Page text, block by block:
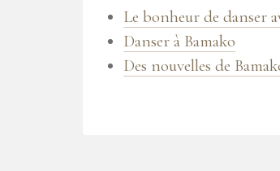
Le bonheur de danser
Danser à Bamako
Des nouvelles de